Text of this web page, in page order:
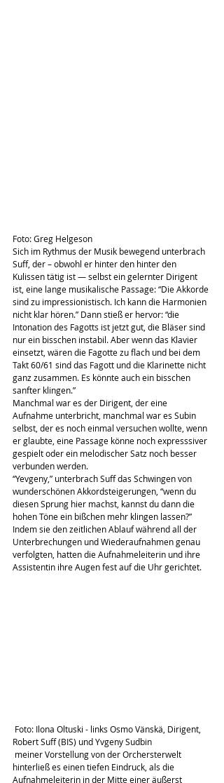
Foto: Greg Helgeson
Sich im Rythmus der Musik bewegend unterbrach
Suff, der – obwohl er hinter den hinter den
Kulissen tätig ist — selbst ein gelernter Dirigent
ist, eine lange musikalische Passage: “Die Akkorde
sind zu impressionistisch. Ich kann die Harmonien
nicht klar hören.” Dann stieß er hervor: “die
Intonation des Fagotts ist jetzt gut, die Bläser sind
nur ein bisschen instabil. Aber wenn das Klavier
einsetzt, wären die Fagotte zu flach und bei dem
Takt 60/61 sind das Fagott und die Klarinette nicht
ganz zusammen. Es könnte auch ein bisschen
sanfter klingen.”
Manchmal war es der Dirigent, der eine
Aufnahme unterbricht, manchmal war es Subin
selbst, der es noch einmal versuchen wollte, wenn
er glaubte, eine Passage könne noch expresssiver
gespielt oder ein melodischer Satz noch besser
verbunden werden.
“Yevgeny,” unterbrach Suff das Schwingen von
wunderschönen Akkordsteigerungen, “wenn du
diesen Sprung hier machst, kannst du dann die
hohen Töne ein bißchen mehr klingen lassen?”
Indem sie den zeitlichen Ablauf während all der
Unterbrechungen und Wiederaufnahmen genau
verfolgten, hatten die Aufnahmeleiterin und ihre
Assistentin ihre Augen fest auf die Uhr gerichtet.
Robert Suff (BIS) und Yvgeny Sudbin
hinterließ es einen tiefen Eindruck, als die
Aufnahmeleiterin in der Mitte einer äußerst